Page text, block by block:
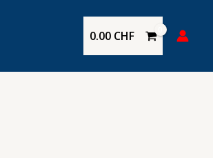
0.00 CHF